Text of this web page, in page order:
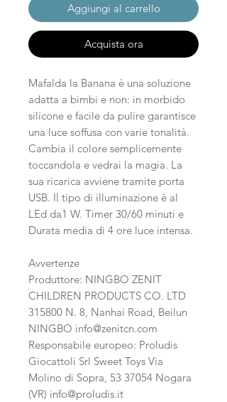
Aggiungi al carrello
Acquista ora
Mafalda la Banana è una soluzione
adatta a bimbi e non: in morbido
silicone e facile da pulire garantisce
una luce soffusa con varie tonalità.
Cambia il colore semplicemente
toccandola e vedrai la magia. La
sua ricarica avviene tramite porta
USB. Il tipo di illuminazione è al
LEd da1 W. Timer 30/60 minuti e
Durata media di 4 ore luce intensa.
Avvertenze
Produttore: NINGBO ZENIT
CHILDREN PRODUCTS CO. LTD
315800 N. 8, Nanhai Road, Beilun
NINGBO info@zenitcn.com
Responsabile europeo: Proludis
Giocattoli Srl Sweet Toys Via
Molino di Sopra, 53 37054 Nogara
(VR) info@proludis.it